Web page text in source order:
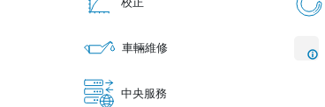
車輛維修
中央服務